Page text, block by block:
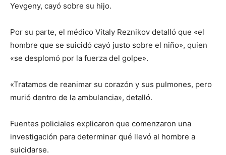
Yevgeny, cayó sobre su hijo.
Por su parte, el médico Vitaly Reznikov detalló que «el
hombre que se suicidó cayó justo sobre el niño», quien
«se desplomó por la fuerza del golpe».
«Tratamos de reanimar su corazón y sus pulmones, pero
murió dentro de la ambulancia», detalló.
Fuentes policiales explicaron que comenzaron una
investigación para determinar qué llevó al hombre a
suicidarse.